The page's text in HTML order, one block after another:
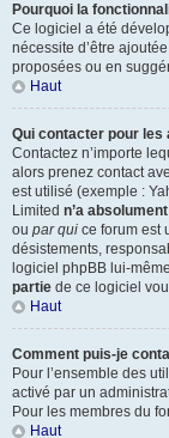
Pourquoi la
Ce logiciel a été
nécessite d’être
proposées ou en
Haut
Qui contacter pour les
Contactez n’importe
alors prenez contact
est utilisé (exemple :
Limited n’a
ou par qui ce forum est
désistements,
logiciel phpBB lui-
partie de ce logiciel
Haut
Comment puis-je
Pour l’ensemble des
activé par un
Pour les membres du
Haut